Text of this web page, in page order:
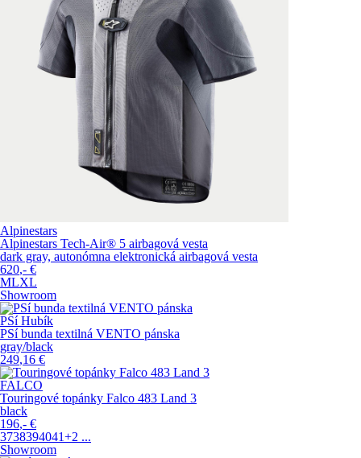
Alpinestars
Alpinestars Tech-Air® 5 airbagová vesta
dark gray, autonómna elektronická airbagová vesta
620,- €
MLXL
Showroom
PSí Hubík
PSí bunda textilná VENTO pánska
gray/black
249,16 €
FALCO
Touringové topánky Falco 483 Land 3
black
196,- €
3738394041+2 ...
Showroom